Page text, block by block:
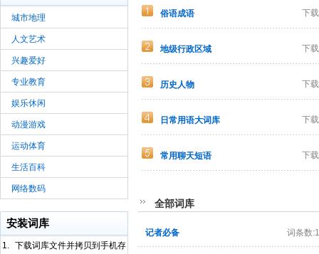
城市地理
人文艺术
兴趣爱好
专业教育
娱乐休闲
动漫游戏
运动体育
生活百科
网络数码
安装词库
1. 下载词库文件并拷贝到手机存
俗语成语 下
地级行政区域 下
历史人物 下
日常用语大词库 下
常用聊天短语 下
全部词库
记者必备 词条数